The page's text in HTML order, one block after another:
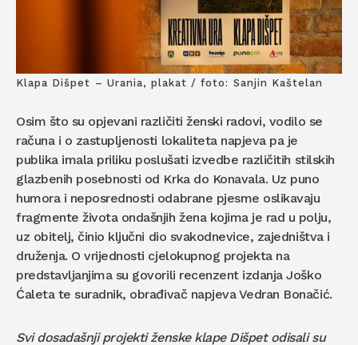
Klapa Dišpet – Urania, plakat / foto: Sanjin Kaštelan
Osim što su opjevani različiti ženski radovi, vodilo se
računa i o zastupljenosti lokaliteta napjeva pa je
publika imala priliku poslušati izvedbe različitih stilskih
glazbenih posebnosti od Krka do Konavala. Uz puno
humora i neposrednosti odabrane pjesme oslikavaju
fragmente života ondašnjih žena kojima je rad u polju,
uz obitelj, činio ključni dio svakodnevice, zajedništva i
druženja. O vrijednosti cjelokupnog projekta na
predstavljanjima su govorili recenzent izdanja Joško
Ćaleta te suradnik, obrađivač napjeva Vedran Bonačić.
Svi dosadašnji projekti ženske klape Dišpet odisali su